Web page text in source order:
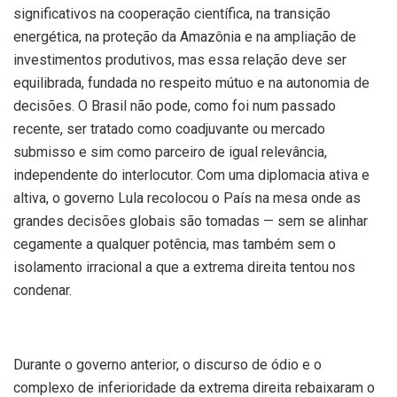
significativos na cooperação científica, na transição
energética, na proteção da Amazônia e na ampliação de
investimentos produtivos, mas essa relação deve ser
equilibrada, fundada no respeito mútuo e na autonomia de
decisões. O Brasil não pode, como foi num passado
recente, ser tratado como coadjuvante ou mercado
submisso e sim como parceiro de igual relevância,
independente do interlocutor. Com uma diplomacia ativa e
altiva, o governo Lula recolocou o País na mesa onde as
grandes decisões globais são tomadas — sem se alinhar
cegamente a qualquer potência, mas também sem o
isolamento irracional a que a extrema direita tentou nos
condenar.
Durante o governo anterior, o discurso de ódio e o
complexo de inferioridade da extrema direita rebaixaram o